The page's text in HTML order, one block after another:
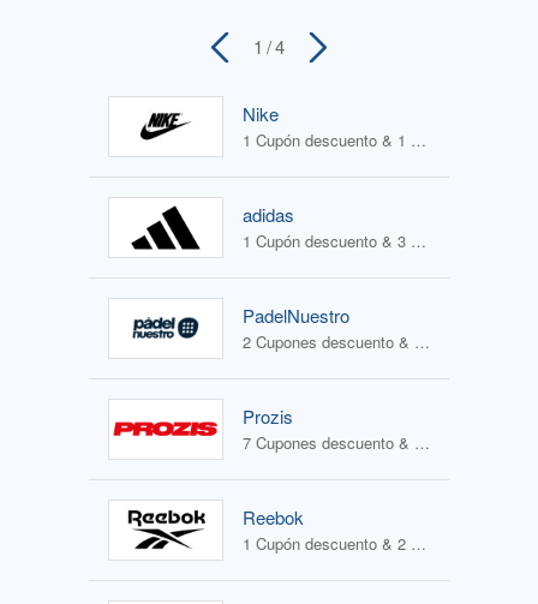
1 / 4
Nike
1 Cupón descuento & 1 Oferta
adidas
1 Cupón descuento & 3 Ofertas
PadelNuestro
2 Cupones descuento & 2 Ofertas
Prozis
7 Cupones descuento & 0 Ofertas
Reebok
1 Cupón descuento & 2 Ofertas